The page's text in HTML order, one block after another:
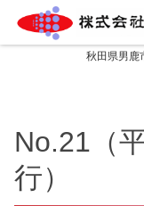
秋田県男鹿
No.21（
行）